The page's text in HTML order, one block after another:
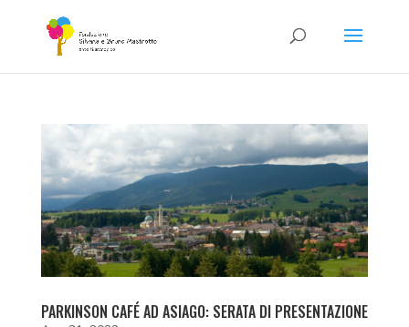
PARKINSON CAFÉ AD ASIAGO: SERATA DI PRESENTAZIONE